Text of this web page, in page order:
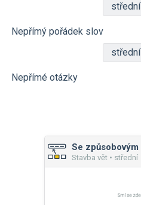
střední
Nepřímý pořádek slov
střední
Nepřímé otázky
Stavba vět • střední